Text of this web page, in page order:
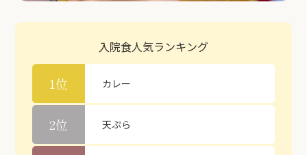
入院食人気ランキング
1位 カレー
2位 天ぷら